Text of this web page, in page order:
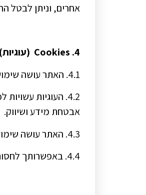
אחרים, וניתן לבטל
4. Cookies (עוגיות)
4.1. האתר עושה שימוש בעוגיות לצורך תפעולו התקין, שיפור חוויית הגלישה, התאמה אישית של תוכן ופרסום ממוקד.
4.2. העוגיות
אבטחת מידע ושיווק.
4.3. האתר עושה שימוש בעוגיות צד ג’ (כגון Google Analytics, Facebook Pixel).
4.4. באפשרותך לחסום שימוש בעוגיות דרך הגדרות הדפדפן, אך ייתכן כי הדבר יפגע בחוויית השימוש באתר.